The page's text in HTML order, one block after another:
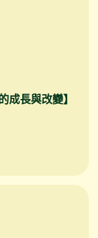
長與改變】